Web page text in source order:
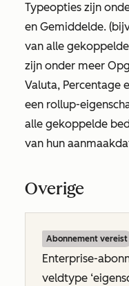
Typeopties zijn
en Gemiddelde.
van alle
zijn onder meer
Valuta, Percentage
een rollup-
alle gekoppelde
van hun
Overige
Abonnement vereist
Enterprise-
veldtype